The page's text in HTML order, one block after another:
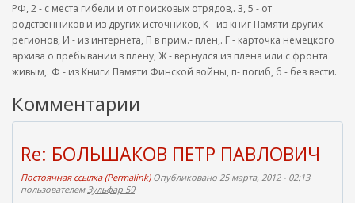
РФ, 2 - с места гибели и от поисковых отрядов,. 3, 5 - от
родственников и из других источников, К - из книг Памяти других
регионов, И - из интернета, П в прим.- плен,. Г - карточка немецкого
архива о пребывании в плену, Ж - вернулся из плена или с фронта
живым,. Ф - из Книги Памяти Финской войны, п- погиб, б - без вести.
Комментарии
Re: БОЛЬШАКОВ ПЕТР ПАВЛОВИЧ
Постоянная ссылка (Permalink)Опубликовано 25 марта, 2012 - 02:13
пользователемЗульфар 59